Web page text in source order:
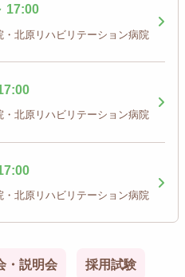
17:00
北原リハビリテーション病院
北原リハビリテーション病院
北原リハビリテーション病院
・説明会 採用試験